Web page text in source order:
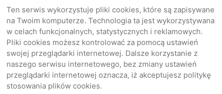
Ten serwis wykorzystuje pliki cookies, które są zapisywane
na Twoim komputerze. Technologia ta jest wykorzystywana
w celach funkcjonalnych, statystycznych i reklamowych.
Pliki cookies możesz kontrolować za pomocą ustawień
swojej przeglądarki internetowej. Dalsze korzystanie z
naszego serwisu internetowego, bez zmiany ustawień
przeglądarki internetowej oznacza, iż akceptujesz politykę
stosowania plików cookies.